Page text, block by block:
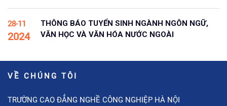
28-11
2024
THÔNG BÁO TUYỂN SINH NGÀNH NGÔN NGỮ,
VĂN HỌC VÀ VĂN HÓA NƯỚC NGOÀI
VỀ CHÚNG TÔI
TRƯỜNG CAO ĐẲNG NGHỀ CÔNG NGHIỆP HÀ NỘI